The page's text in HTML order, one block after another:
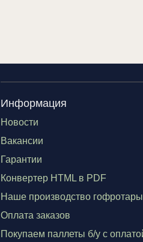
Информация
Новости
Вакансии
Гарантии
Конвертер HTML в PDF
Наше производство гофротары
Оплата заказов
Покупаем паллеты б/у с